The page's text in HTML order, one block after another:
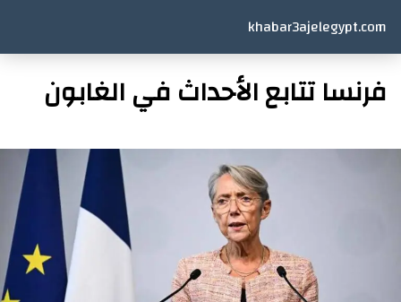
khabar3ajelegypt.com
فرنسا تتابع الأحداث في الغابون